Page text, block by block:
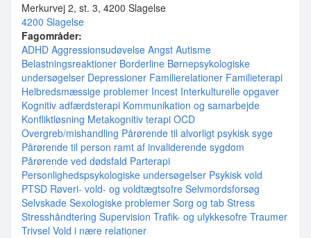
Merkurvej 2, st. 3, 4200 Slagelse
4200 Slagelse
Fagområder:
ADHD Aggressionsudøvelse Angst Autisme
Belastningsreaktioner Borderline Børnepsykologiske
undersøgelser Depressioner Familierelationer Familieterapi
Helbredsmæssige problemer Incest Interkulturelle opgaver
Kognitiv adfærdsterapi Kommunikation og samarbejde
Konfliktløsning Metakognitiv terapi OCD
Overgreb/mishandling Pårørende til alvorligt psykisk syge
Pårørende til person ramt af invaliderende sygdom
Pårørende ved dødsfald Parterapi
Personlighedspsykologiske undersøgelser Psykisk vold
PTSD Røveri- vold- og voldtægtsofre Selvmordsforsøg
Selvskade Sexologiske problemer Sorg og tab Stress
Stresshåndtering Supervision Trafik- og ulykkesofre Traumer
Trivsel Vold i nære relationer